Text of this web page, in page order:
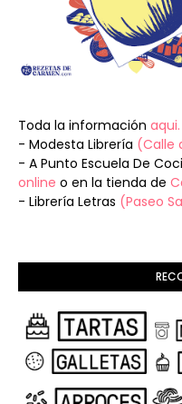
Toda la información aqui.
- Modesta Librería (Calle
- A Punto Escuela De
online o en la tienda de
- Librería Letras (Paseo